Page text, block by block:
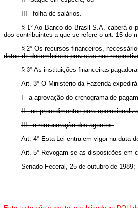
III - folha de salários.
§ 1° Ao Banco do Brasil S.A. caberá o
dos contribuintes a que se refere o art. 15 do
§ 2° Os recursos financeiros,
datas de desembolsos previstas nos
§ 3° As instituições financeiras
Art. 3° O Ministério da Fazenda
I - a aprovação do cronograma de
II - os procedimentos para
III - a remuneração dos agentes.
Art. 4° Esta Lei entra em vigor na data
Art. 5° Revogam-se as disposições em
Senado Federal, 25 de outubro de